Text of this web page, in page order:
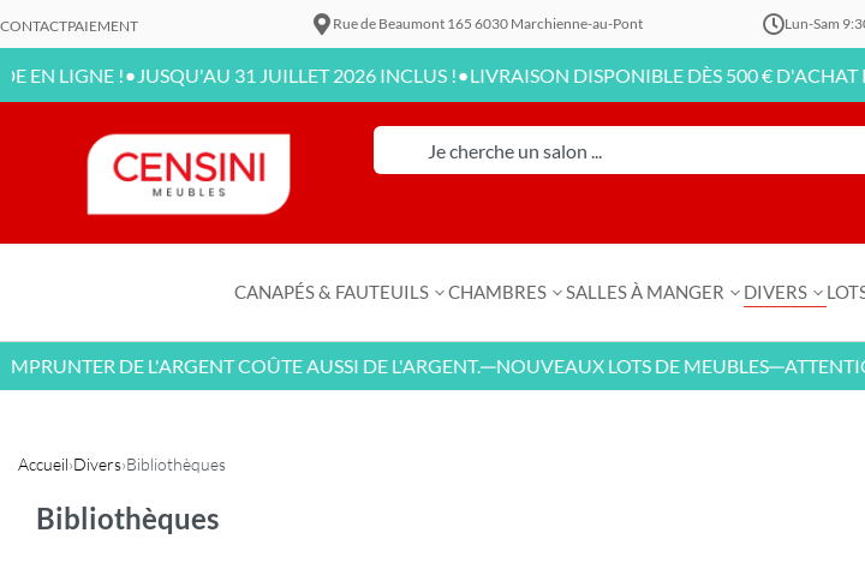
CONTACTPAIEMENT Rue de Beaumont 165 6030 Marchienne-au-Pont Lun-Sam
! •JUSQU'AU 31 JUILLET 2026 INCLUS !•LIVRAISON DISPONIBLE DÈS 500 € D'ACHAT POUR
CANAPÉS & FAUTEUILS CHAMBRES SALLES À MANGER DIVERS
DE L'ARGENT COÛTE AUSSI DE L'ARGENT.—NOUVEAUX LOTS DE MEUBLES—ATTENTION,
Accueil›Divers›Bibliothèques
Bibliothèques